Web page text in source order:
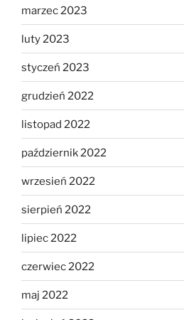
marzec 2023
luty 2023
styczeń 2023
grudzień 2022
listopad 2022
październik 2022
wrzesień 2022
sierpień 2022
lipiec 2022
czerwiec 2022
maj 2022